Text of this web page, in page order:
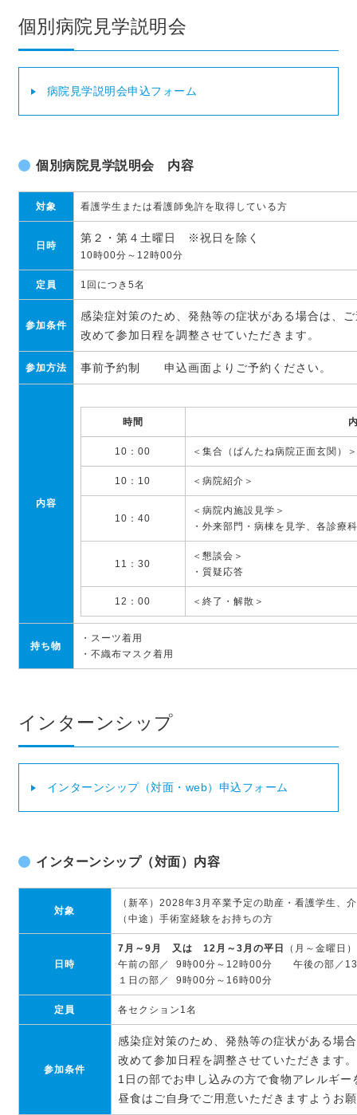
個別病院見学説明会
病院見学説明会申込フォーム
個別病院見学説明会 内容
対象 看護学生または看護師免許を取得している方
日時
第２・第４土曜日 ※祝日を除く
10時00分～12時00分
定員 1回につき5名
参加条件
感染症対策のため、発熱等の症状がある場合は、
改めて参加日程を調整させていただきます。
参加方法 事前予約制 申込画面よりご予約ください。
内容
時間
10：00 ＜集合（ばんたね病院正面玄関）＞
10：10 ＜病院紹介＞
10：40
＜病院内施設見学＞
・外来部門・病棟を見学、各診療
11：30
＜懇談会＞
・質疑応答
12：00 ＜終了・解散＞
持ち物
・スーツ着用
・不織布マスク着用
インターンシップ
インターンシップ（対面・web）申込フォーム
インターンシップ（対面）内容
対象
（新卒）2028年3月卒業予定の助産・看護学生、
（中途）手術室経験をお持ちの方
日時
7月～9月 又は 12月～3月の平日
（月～金曜
午前の部／ 9時00分～12時00分 午後の部／13
１日の部／ 9時00分～16時00分
定員 各セクション1名
参加条件
感染症対策のため、発熱等の症状がある場
改めて参加日程を調整させていただきます。
1日の部でお申し込みの方で食物アレルギー
昼食はご自身でご用意いただきますようお